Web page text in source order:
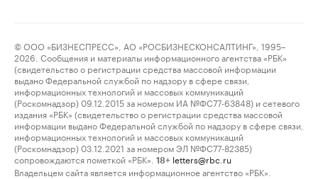
© ООО «БИЗНЕСПРЕСС», АО «РОСБИЗНЕСКОНСАЛТИНГ», 1995–
2026. Сообщения и материалы информационного агентства «РБК»
(свидетельство о регистрации средства массовой информации
выдано Федеральной службой по надзору в сфере связи,
информационных технологий и массовых коммуникаций
(Роскомнадзор) 09.12.2015 за номером ИА №ФС77-63848) и сетевого
издания «РБК» (свидетельство о регистрации средства массовой
информации выдано Федеральной службой по надзору в сфере связи,
информационных технологий и массовых коммуникаций
(Роскомнадзор) 03.12.2021 за номером ЭЛ №ФС77-82385)
сопровождаются пометкой «РБК».
18+ letters@rbc.ru
Владельцем сайта является информационное агентство «РБК».